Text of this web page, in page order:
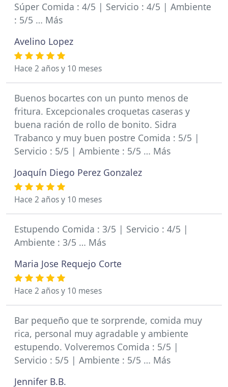
Súper Comida : 4/5 | Servicio : 4/5 | Ambiente
: 5/5 … Más
Avelino Lopez
Hace 2 años y 10 meses
Buenos bocartes con un punto menos de
fritura. Excepcionales croquetas caseras y
buena ración de rollo de bonito. Sidra
Trabanco y muy buen postre Comida : 5/5 |
Servicio : 5/5 | Ambiente : 5/5 … Más
Joaquín Diego Perez Gonzalez
Hace 2 años y 10 meses
Estupendo Comida : 3/5 | Servicio : 4/5 |
Ambiente : 3/5 … Más
Maria Jose Requejo Corte
Hace 2 años y 10 meses
Bar pequeño que te sorprende, comida muy
rica, personal muy agradable y ambiente
estupendo. Volveremos Comida : 5/5 |
Servicio : 5/5 | Ambiente : 5/5 … Más
Jennifer B.B.